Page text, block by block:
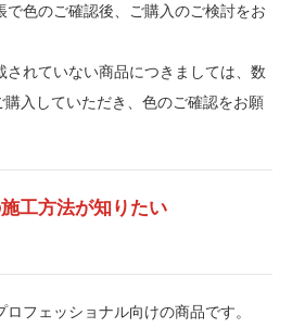
で色のご確認後、ご購入のご検討をお
されていない商品につきましては、数
購入していただき、色のご確認をお願
工方法が知りたい
フェッショナル向けの商品です。